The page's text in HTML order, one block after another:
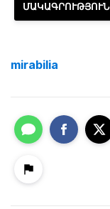
ՄԱԿԱԳՐՈՒԹՅՈՒՆ
mirabilia